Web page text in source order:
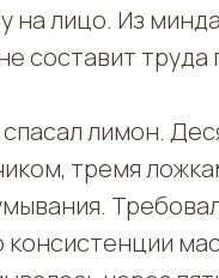
на лицо. Из
составит труда
лимон.
тремя
консистенции